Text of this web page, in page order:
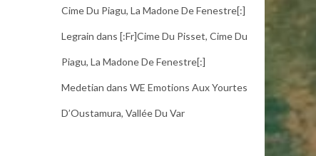
Cime Du Piagu, La Madone De Fenestre[:]
Legrain dans [:fr]Cime Du Pisset, Cime Du
Piagu, La Madone De Fenestre[:]
Medetian dans WE Emotions Aux Yourtes
D’Oustamura, Vallée Du Var